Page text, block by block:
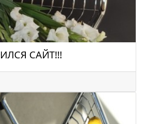
САЙТ!!!